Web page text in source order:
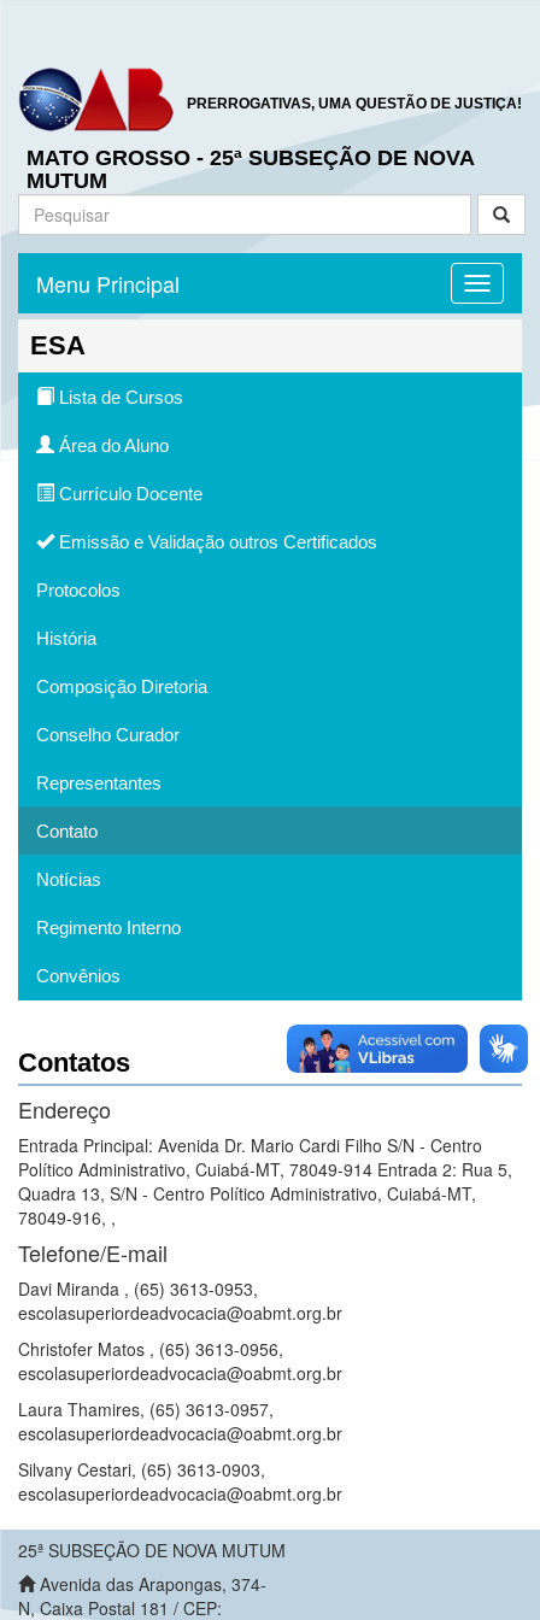
PRERROGATIVAS, UMA QUESTÃO DE JUSTIÇA!
MATO GROSSO - 25ª SUBSEÇÃO DE NOVA
MUTUM
Toggle
Menu Principal
ESA
Lista de Cursos
Área do Aluno
Currículo Docente
Emissão e Validação outros Certificados
Protocolos
História
Composição Diretoria
Conselho Curador
Representantes
Contato
Notícias
Regimento Interno
Convênios
Contatos
Endereço
Entrada Principal: Avenida Dr. Mario Cardi Filho S/N - Centro
Político Administrativo, Cuiabá-MT, 78049-914 Entrada 2: Rua 5,
Quadra 13, S/N - Centro Político Administrativo, Cuiabá-MT,
78049-916, ,
Telefone/E-mail
Davi Miranda , (65) 3613-0953,
escolasuperiordeadvocacia@oabmt.org.br
Christofer Matos , (65) 3613-0956,
escolasuperiordeadvocacia@oabmt.org.br
Laura Thamires, (65) 3613-0957,
escolasuperiordeadvocacia@oabmt.org.br
Silvany Cestari, (65) 3613-0903,
escolasuperiordeadvocacia@oabmt.org.br
25ª SUBSEÇÃO DE NOVA MUTUM
Avenida das Arapongas, 374-
N, Caixa Postal 181 / CEP: